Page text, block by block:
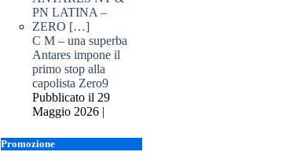
C M – una superba
Antares impone il
primo stop alla
capolista Zero9
Pubblicato il 29
Maggio 2026 |
Promozione